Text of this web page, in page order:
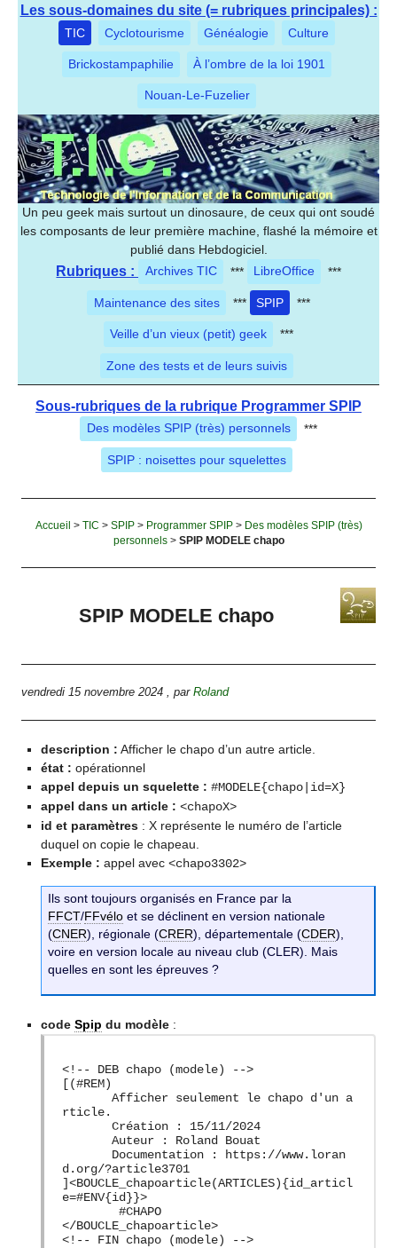
Les sous-domaines du site (= rubriques principales) :
TIC Cyclotourisme Généalogie Culture
Brickostampaphilie À l’ombre de la loi 1901
Nouan-Le-Fuzelier
Un peu geek mais surtout un dinosaure, de ceux qui ont soudé
les composants de leur première machine, flashé la mémoire et
publié dans Hebdogiciel.
Rubriques : Archives TIC *** LibreOffice ***
Maintenance des sites *** SPIP ***
Veille d’un vieux (petit) geek ***
Zone des tests et de leurs suivis
Sous-rubriques de la rubrique Programmer SPIP
Des modèles SPIP (très) personnels ***
SPIP : noisettes pour squelettes
Accueil > TIC > SPIP> Programmer SPIP> Des modèles SPIP (très)
personnels> SPIP MODELE chapo
SPIP MODELE chapo
vendredi 15 novembre 2024 ,parRoland
description : Afficher le chapo d’un autre article.
état : opérationnel
appel depuis un squelette : #MODELE{chapo|id=X}
appel dans un article : <chapoX>
id et paramètres: X représente le numéro de l’article
duquel on copie le chapeau.
Exemple : appel avec <chapo3302>
Ils sont toujours organisés en France par la
FFCT/FFvéloet se déclinent en version nationale
(CNER), régionale (CRER), départementale (CDER),
voire en version locale au niveau club (CLER). Mais
quelles en sont les épreuves ?
code Spip du modèle:
<!-- DEB chapo (modele) -->
[(#REM)
Afficher seulement le chapo d'un a
rticle.
Création : 15/11/2024
Auteur : Roland Bouat
Documentation : https://www.loran
d.org/?article3701
]<BOUCLE_chapoarticle(ARTICLES){id_articl
e=#ENV{id}}>
#CHAPO
</BOUCLE_chapoarticle>
<!-- FIN chapo (modele) -->